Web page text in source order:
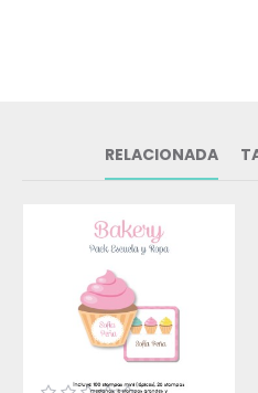
RELACIONADA